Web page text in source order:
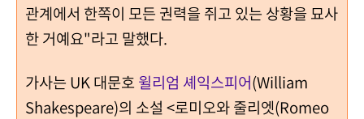
관계에서 한쪽이 모든 권력을 쥐고 있는 상황을 묘사
한 거예요"라고 말했다.
가사는 UK 대문호 윌리엄 셰익스피어(William
Shakespeare)의 소설 <로미오와 줄리엣(Romeo